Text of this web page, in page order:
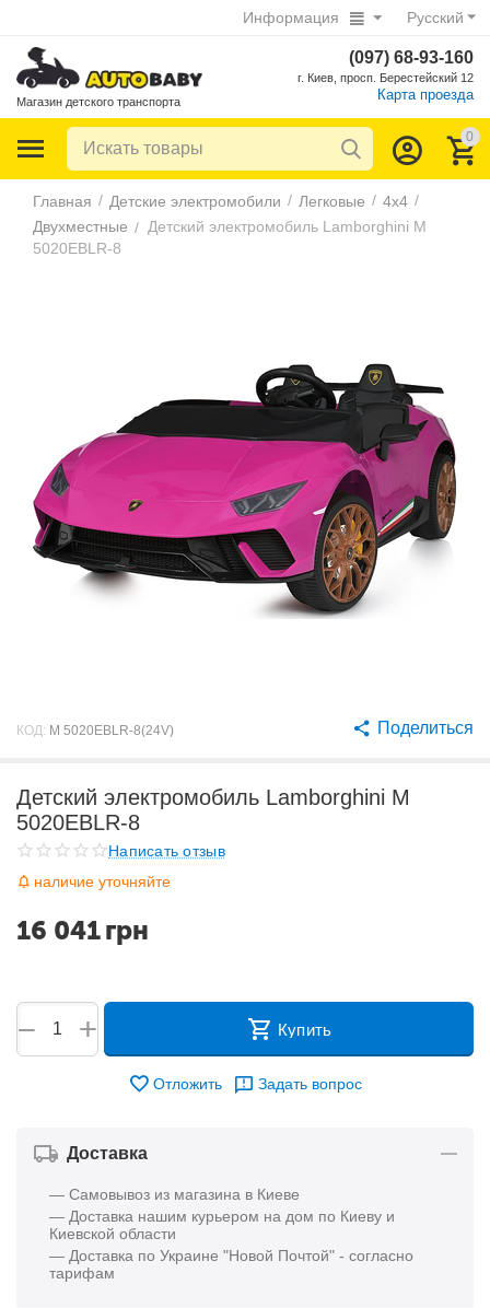
Русский
Информация
Магазин детского транспорта
(097) 68-93-160
г. Киев, просп. Берестейский 12
Карта проезда
0
Главная / Детские электромобили / Легковые / 4х4 /
Двухместные / Детский электромобиль Lamborghini M
5020EBLR-8
КОД: M 5020EBLR-8(24V) Поделиться
Детский электромобиль Lamborghini M
5020EBLR-8
Написать отзыв
наличие уточняйте
16 041грн
+
− Купить
Отложить Задать вопрос
Доставка
— Самовывоз из магазина в Киеве
— Доставка нашим курьером на дом по Киеву и
Киевской области
— Доставка по Украине "Новой Почтой" - согласно
тарифам